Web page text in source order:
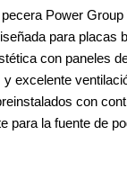
Power
para placas
con paneles
excelente
con
para la fuente de